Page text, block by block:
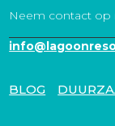
Neem contact op
BLOG